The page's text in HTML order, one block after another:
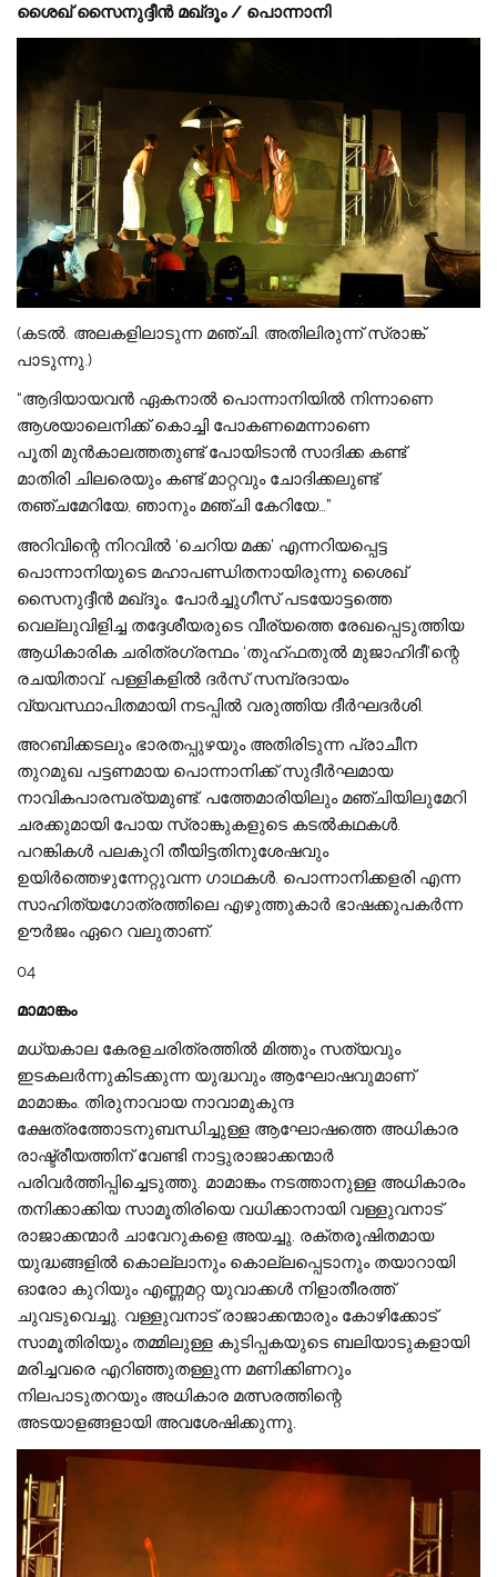
ശൈഖ് സൈനുദ്ദീൻ മഖ്‌ദൂം / പൊന്നാനി
(കടൽ. അലകളിലാടുന്ന മഞ്ചി. അതിലിരുന്ന് സ്രാങ്ക്
പാടുന്നു.)
“ആദിയായവൻ ഏകനാൽ പൊന്നാനിയിൽ നിന്നാണെ
ആശയാലെനിക്ക് കൊച്ചി പോകണമെന്നാണെ
പൂതി മുൻകാലത്തതുണ്ട് പോയിടാൻ സാദിക്ക കണ്ട്
മാതിരി ചിലരെയും കണ്ട് മാറ്റവും ചോദിക്കലുണ്ട്
തഞ്ചമേറിയേ, ഞാനും മഞ്ചി കേറിയേ…”
അറിവിന്റെ നിറവിൽ ‘ചെറിയ മക്ക’ എന്നറിയപ്പെട്ട
പൊന്നാനിയുടെ മഹാപണ്ഡിതനായിരുന്നു ശൈഖ്
സൈനുദ്ദീൻ മഖ്‌ദൂം. പോർച്ചുഗീസ് പടയോട്ടത്തെ
വെല്ലുവിളിച്ച തദ്ദേശീയരുടെ വീര്യത്തെ രേഖപ്പെടുത്തിയ
ആധികാരിക ചരിത്രഗ്രന്ഥം ‘തുഹ്ഫതുൽ മുജാഹിദീ’ന്റെ
രചയിതാവ്. പള്ളികളിൽ ദർസ് സമ്പ്രദായം
വ്യവസ്ഥാപിതമായി നടപ്പിൽ വരുത്തിയ ദീർഘദർശി.
അറബിക്കടലും ഭാരതപ്പുഴയും അതിരിടുന്ന പ്രാചീന
തുറമുഖ പട്ടണമായ പൊന്നാനിക്ക് സുദീർഘമായ
നാവികപാരമ്പര്യമുണ്ട്. പത്തേമാരിയിലും മഞ്ചിയിലുമേറി
ചരക്കുമായി പോയ സ്രാങ്കുകളുടെ കടൽകഥകൾ.
പറങ്കികൾ പലകുറി തീയിട്ടതിനുശേഷവും
ഉയിർത്തെഴുന്നേറ്റുവന്ന ഗാഥകൾ. പൊന്നാനിക്കളരി എന്ന
സാഹിത്യഗോത്രത്തിലെ എഴുത്തുകാർ ഭാഷക്കുപകർന്ന
ഊർജം ഏറെ വലുതാണ്.
04
മാമാങ്കം
മധ്യകാല കേരളചരിത്രത്തിൽ മിത്തും സത്യവും
ഇടകലർന്നുകിടക്കുന്ന യുദ്ധവും ആഘോഷവുമാണ്
മാമാങ്കം. തിരുനാവായ നാവാമുകുന്ദ
ക്ഷേത്രത്തോടനുബന്ധിച്ചുള്ള ആഘോഷത്തെ അധികാര
രാഷ്ട്രീയത്തിന് വേണ്ടി നാട്ടുരാജാക്കന്മാർ
പരിവർത്തിപ്പിച്ചെടുത്തു. മാമാങ്കം നടത്താനുള്ള അധികാരം
തനിക്കാക്കിയ സാമൂതിരിയെ വധിക്കാനായി വള്ളുവനാട്
രാജാക്കന്മാർ ചാവേറുകളെ അയച്ചു. രക്തരൂഷിതമായ
യുദ്ധങ്ങളിൽ കൊല്ലാനും കൊല്ലപ്പെടാനും തയാറായി
ഓരോ കുറിയും എണ്ണമറ്റ യുവാക്കൾ നിളാതീരത്ത്
ചുവടുവെച്ചു. വള്ളുവനാട് രാജാക്കന്മാരും കോഴിക്കോട്
സാമൂതിരിയും തമ്മിലുള്ള കുടിപ്പകയുടെ ബലിയാടുകളായി
മരിച്ചവരെ എറിഞ്ഞുതള്ളുന്ന മണിക്കിണറും
നിലപാടുതറയും അധികാര മത്സരത്തിന്റെ
അടയാളങ്ങളായി അവശേഷിക്കുന്നു.